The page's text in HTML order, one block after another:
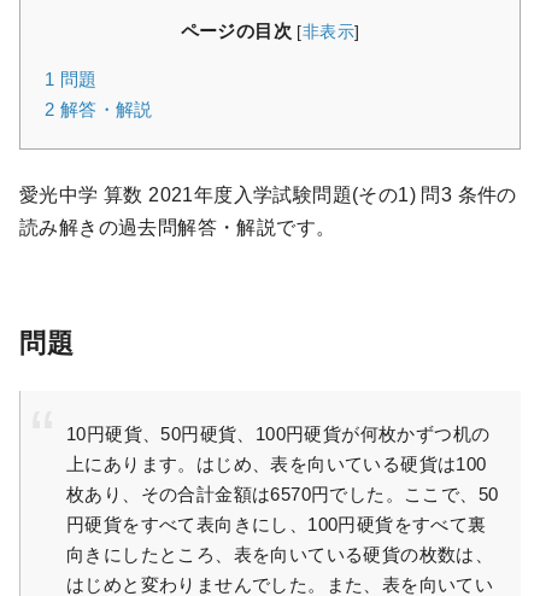
ページの目次 [非表示]
1 問題
2 解答・解説
愛光中学 算数 2021年度入学試験問題(その1) 問3 条件の
読み解きの過去問解答・解説です。
問題
10円硬貨、50円硬貨、100円硬貨が何枚かずつ机の
上にあります。はじめ、表を向いている硬貨は100
枚あり、その合計金額は6570円でした。ここで、50
円硬貨をすべて表向きにし、100円硬貨をすべて裏
向きにしたところ、表を向いている硬貨の枚数は、
はじめと変わりませんでした。また、表を向いてい